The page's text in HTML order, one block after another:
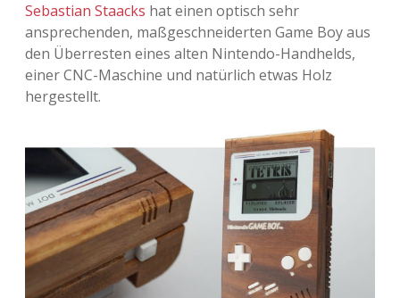
Sebastian Staacks hat einen optisch sehr
ansprechenden, maßgeschneiderten Game Boy aus
den Überresten eines alten Nintendo-Handhelds,
einer CNC-Maschine und natürlich etwas Holz
hergestellt.